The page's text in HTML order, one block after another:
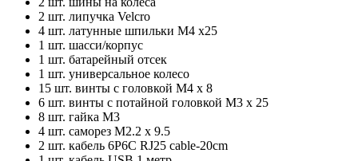
2 шт. липучка Velcro
4 шт. латунные шпильки M4 x25
1 шт. шасси/корпус
1 шт. батарейный отсек
1 шт. универсальное колесо
15 шт. винты с головкой M4 x 8
6 шт. винты с потайной головкой M3 x 25
8 шт. гайка M3
4 шт. саморез M2.2 x 9.5
2 шт. кабель 6P6C RJ25 cable-20cm